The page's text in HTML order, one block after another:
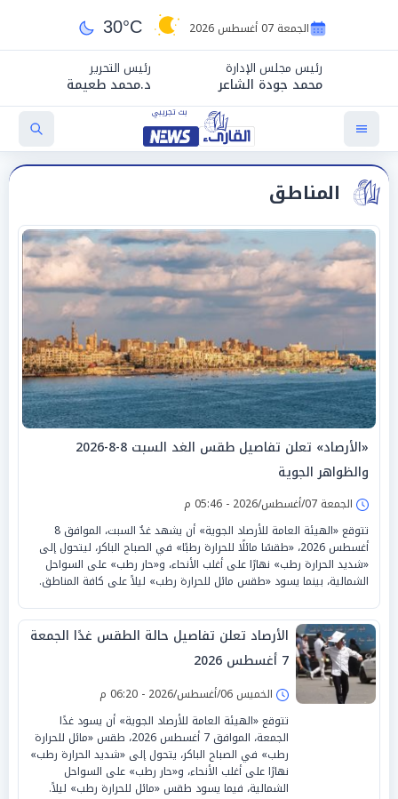
الجمعة 07 أغسطس 2026 30°C
رئيس مجلس الإدارة
محمد جودة الشاعر
رئيس التحرير
د.محمد طعيمة
المناطق
«الأرصاد» تعلن تفاصيل طقس الغد السبت 8-8-2026
والظواهر الجوية
الجمعة 07/أغسطس/2026 - 05:46 م
تتوقع «الهيئة العامة للأرصاد الجوية» أن يشهد غدٌ السبت، الموافق 8
أغسطس 2026، «طقسًا مائلًا للحرارة رطبًا» في الصباح الباكر، ليتحول إلى
«شديد الحرارة رطب» نهارًا على أغلب الأنحاء، و«حار رطب» على السواحل
الشمالية، بينما يسود «طقس مائل للحرارة رطب» ليلاً على كافة المناطق.
الأرصاد تعلن تفاصيل حالة الطقس غدًا الجمعة
7 أغسطس 2026
الخميس 06/أغسطس/2026 - 06:20 م
تتوقع «الهيئة العامة للأرصاد الجوية» أن يسود غدًا
الجمعة، الموافق 7 أغسطس 2026، طقس «مائل للحرارة
رطب» في الصباح الباكر، يتحول إلى «شديد الحرارة رطب»
نهارًا على أغلب الأنحاء، و«حار رطب» على السواحل
الشمالية، فيما يسود طقس «مائل للحرارة رطب» ليلاً.